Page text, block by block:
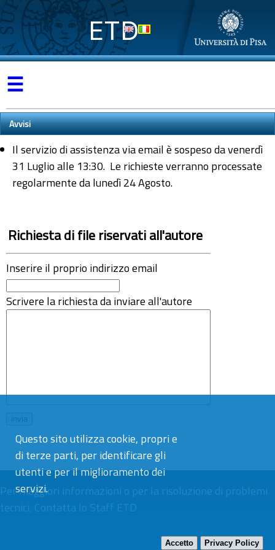
Questo sito utilizza cookie, propri e
di terze parti, per identificare gli
utenti e per il miglioramento dei
servizi.
Accetto Privacy Policy
ETD
☰
Avvisi
Il servizio di assistenza via email è sospeso da venerdì
31 Luglio alle 13:30. Le richieste verranno processate
regolarmente da lunedì 24 Agosto.
Richiesta di file riservati all'autore
Inserire il proprio indirizzo email
Scrivere la richiesta da inviare all'autore
Per maggiori informazioni o per la risoluzione di problemi
tecnici, Contatta lo Staff ETD